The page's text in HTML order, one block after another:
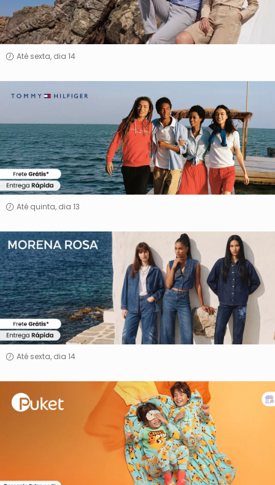
Até sexta, dia 14
Tommy
Até quinta, dia 13
Morena
Rosa
Até sexta, dia 14
Puket